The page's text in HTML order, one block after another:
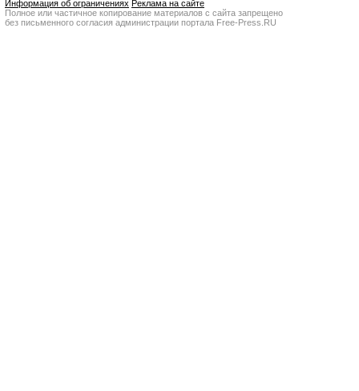
Информация об ограничениях Реклама на сайте
Полное или частичное копирование материалов с сайта запрещено
без письменного согласия администрации портала Free-Press.RU